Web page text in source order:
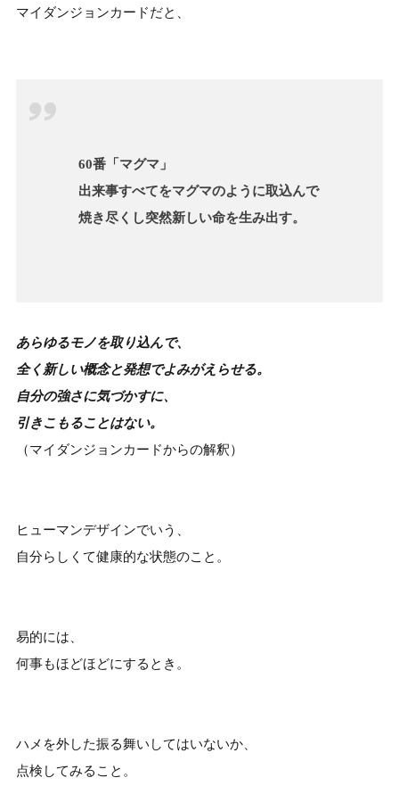
マイダンジョンカードだと、
60番「マグマ」
出来事すべてをマグマのように取込んで
焼き尽くし突然新しい命を生み出す。
あらゆるモノを取り込んで、
全く新しい概念と発想でよみがえらせる。
自分の強さに気づかすに、
引きこもることはない。
（マイダンジョンカードからの解釈）
ヒューマンデザインでいう、
自分らしくて健康的な状態のこと。
易的には、
何事もほどほどにするとき。
ハメを外した振る舞いしてはいないか、
点検してみること。